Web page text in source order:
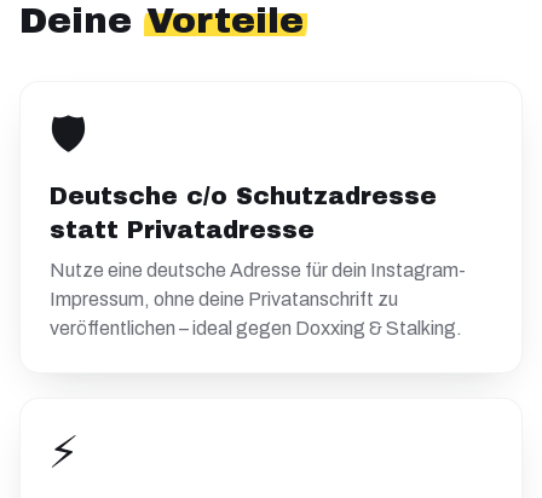
Deine Vorteile
🛡️
Deutsche c/o Schutzadresse
statt Privatadresse
Nutze eine deutsche Adresse für dein Instagram-
Impressum, ohne deine Privatanschrift zu
veröffentlichen – ideal gegen Doxxing & Stalking.
⚡